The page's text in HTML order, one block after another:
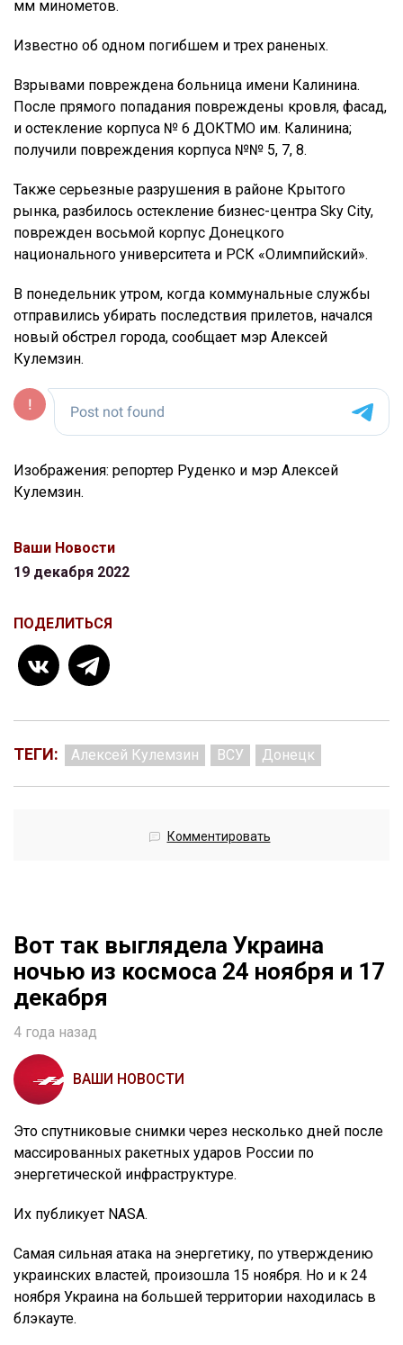
мм минометов.
Известно об одном погибшем и трех раненых.
Взрывами повреждена больница имени Калинина.
После прямого попадания повреждены кровля, фасад,
и остекление корпуса № 6 ДОКТМО им. Калинина;
получили повреждения корпуса №№ 5, 7, 8.
Также серьезные разрушения в районе Крытого
рынка, разбилось остекление бизнес-центра Sky City,
поврежден восьмой корпус Донецкого
национального университета и РСК «Олимпийский».
В понедельник утром, когда коммунальные службы
отправились убирать последствия прилетов, начался
новый обстрел города, сообщает мэр Алексей
Кулемзин.
Изображения: репортер Руденко и мэр Алексей
Кулемзин.
Ваши Новости
19 декабря 2022
ПОДЕЛИТЬСЯ
ТЕГИ: Алексей Кулемзин ВСУ Донецк
Комментировать
Вот так выглядела Украина
ночью из космоса 24 ноября и 17
декабря
4 года назад
ВАШИ НОВОСТИ
Это спутниковые снимки через несколько дней после
массированных ракетных ударов России по
энергетической инфраструктуре.
Их публикует NASA.
Самая сильная атака на энергетику, по утверждению
украинских властей, произошла 15 ноября. Но и к 24
ноября Украина на большей территории находилась в
блэкауте.